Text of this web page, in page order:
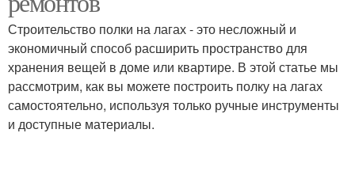
Строительство полки на лагах - это несложный и
экономичный способ расширить пространство для
хранения вещей в доме или квартире. В этой статье мы
рассмотрим, как вы можете построить полку на лагах
самостоятельно, используя только ручные инструменты
и доступные материалы.